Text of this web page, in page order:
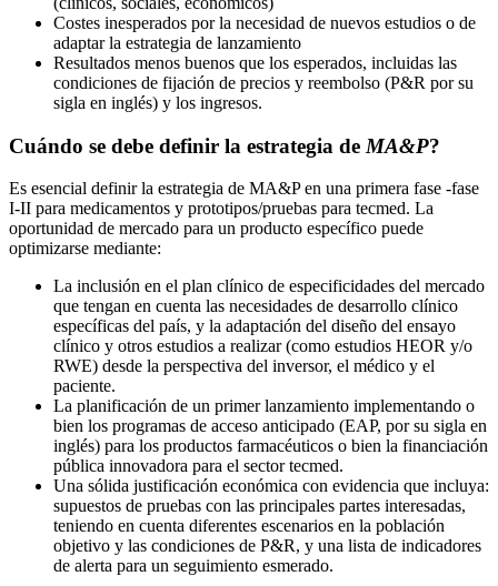
Costes inesperados por la necesidad de nuevos estudios o de
adaptar la estrategia de lanzamiento
Resultados menos buenos que los esperados, incluidas las
condiciones de fijación de precios y reembolso (P&R por su
sigla en inglés) y los ingresos.
Cuándo se debe definir la estrategia de MA&P?
Es esencial definir la estrategia de MA&P en una primera fase -fase
I-II para medicamentos y prototipos/pruebas para tecmed. La
oportunidad de mercado para un producto específico puede
optimizarse mediante:
La inclusión en el plan clínico de especificidades del mercado
que tengan en cuenta las necesidades de desarrollo clínico
específicas del país, y la adaptación del diseño del ensayo
clínico y otros estudios a realizar (como estudios HEOR y/o
RWE) desde la perspectiva del inversor, el médico y el
paciente.
La planificación de un primer lanzamiento implementando o
bien los programas de acceso anticipado (EAP, por su sigla en
inglés) para los productos farmacéuticos o bien la financiación
pública innovadora para el sector tecmed.
Una sólida justificación económica con evidencia que incluya:
supuestos de pruebas con las principales partes interesadas,
teniendo en cuenta diferentes escenarios en la población
objetivo y las condiciones de P&R, y una lista de indicadores
de alerta para un seguimiento esmerado.